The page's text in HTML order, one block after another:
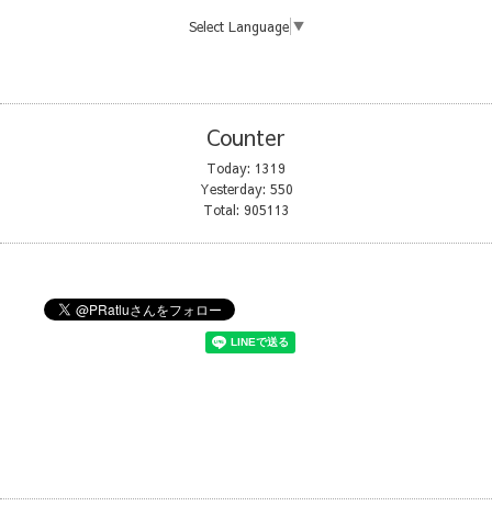
Select Language ▼
Counter
Today: 1319
Yesterday: 550
Total: 905113